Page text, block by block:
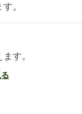
。
す。